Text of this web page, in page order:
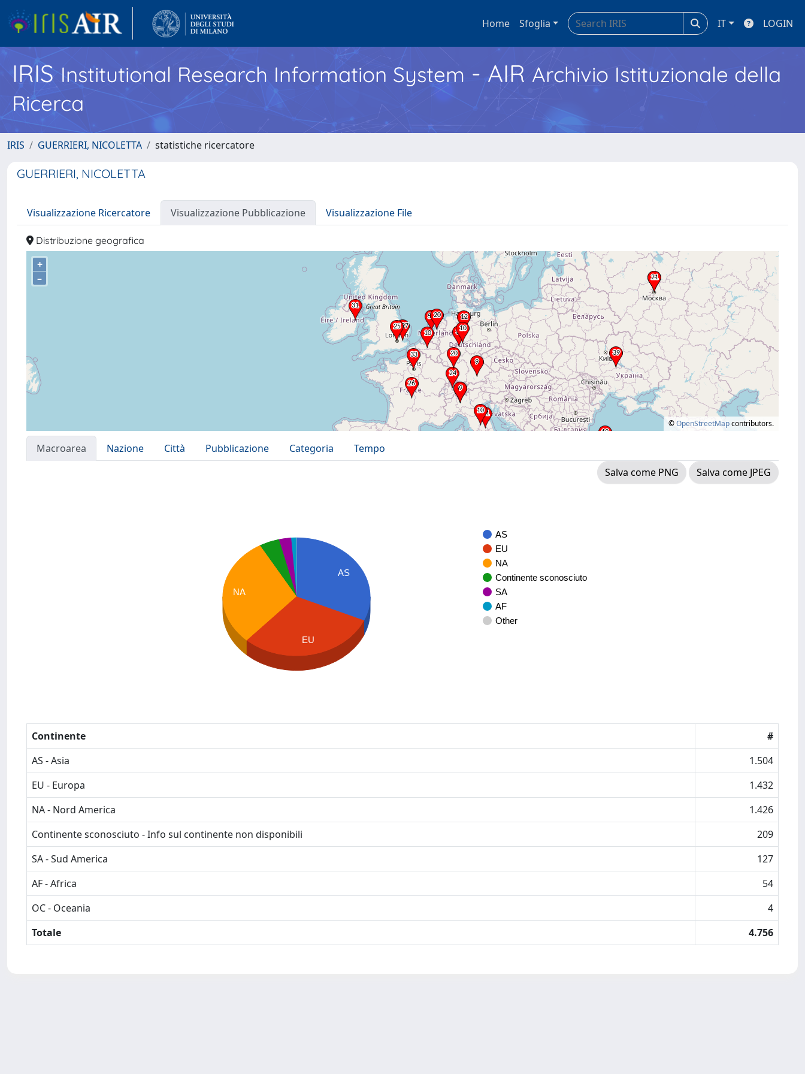
Home Sfoglia IT LOGIN
IRISInstitutional Research Information System - AIR Archivio Istituzionale della
Ricerca
IRIS GUERRIERI, NICOLETTA statistiche ricercatore
GUERRIERI, NICOLETTA
Visualizzazione Ricercatore Visualizzazione Pubblicazione Visualizzazione File
Distribuzione geografica
+
–
©OpenStreetMapcontributors.
Macroarea Nazione Città Pubblicazione Categoria
Tempo
Salva come PNG
Salva come JPEG
AS
EU
NA
Continente sconosciuto
SA
AF
Other
AS
NA
EU
Continente
#
AS - Asia
1.504
EU - Europa
1.432
NA - Nord America
1.426
Continente sconosciuto - Info sul continente non disponibili
209
SA - Sud America
127
AF - Africa
54
OC - Oceania
4
Totale
4.756